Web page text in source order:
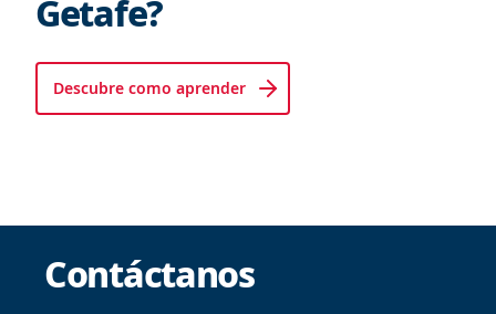
Getafe?
Descubre como aprender
Contáctanos